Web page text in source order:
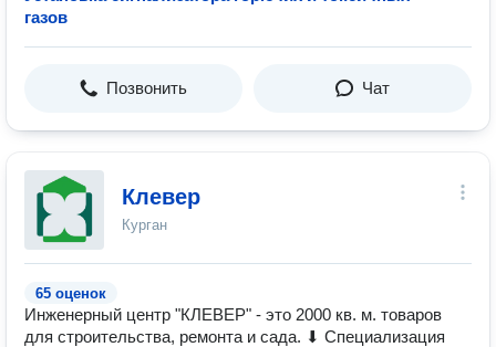
газов
Позвонить Чат
Клевер
Курган
65 оценок
Инженерный центр "КЛЕВЕР" - это 2000 кв. м. товаров
для строительства, ремонта и сада. ⬇ Специализация